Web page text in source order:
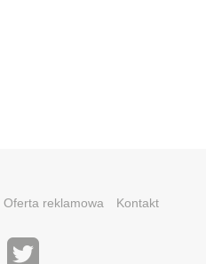
Oferta reklamowa Kontakt